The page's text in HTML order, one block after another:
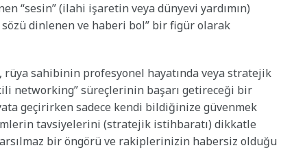
“sesin” (ilahi işaretin veya dünyevi yardımın)
dinlenen ve haberi bol” bir figür olarak
rüya sahibinin profesyonel hayatında veya stratejik
networking” süreçlerinin başarı getireceği bir
geçirirken sadece kendi bildiğinize güvenmek
tavsiyelerini (stratejik istihbaratı) dikkatle
bir öngörü ve rakiplerinizin habersiz olduğu